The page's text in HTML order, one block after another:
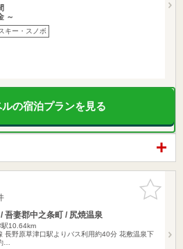
～
キー・スノボ
の宿泊プランを見る
お気に入
りに追加
吾妻郡中之条町 / 尻焼温泉
駅10.64km
長野原草津口駅よりバス利用約40分 花敷温泉下
…